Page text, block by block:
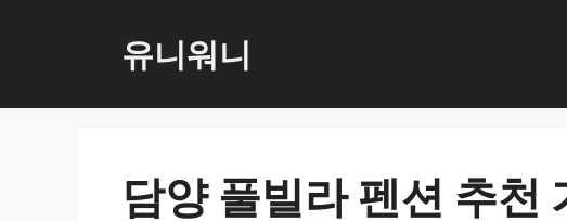
로
유니워니
담양 풀빌라 펜션 추천